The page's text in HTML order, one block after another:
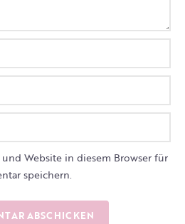
und Website in diesem Browser für
speichern.